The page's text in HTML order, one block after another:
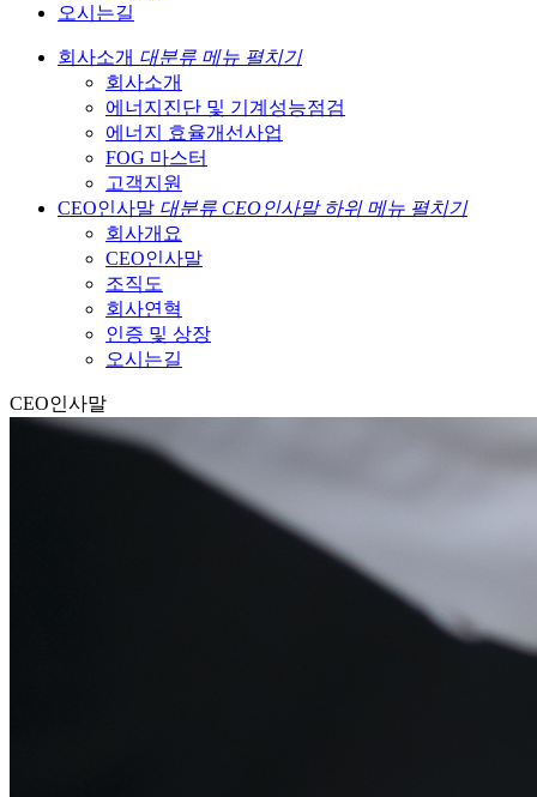
오시는길
회사소개 대분류 메뉴 펼치기
회사소개
에너지진단 및 기계성능점검
에너지 효율개선사업
FOG 마스터
고객지원
CEO인사말 대분류 CEO인사말 하위 메뉴 펼치기
회사개요
CEO인사말
조직도
회사연혁
인증 및 상장
오시는길
CEO인사말